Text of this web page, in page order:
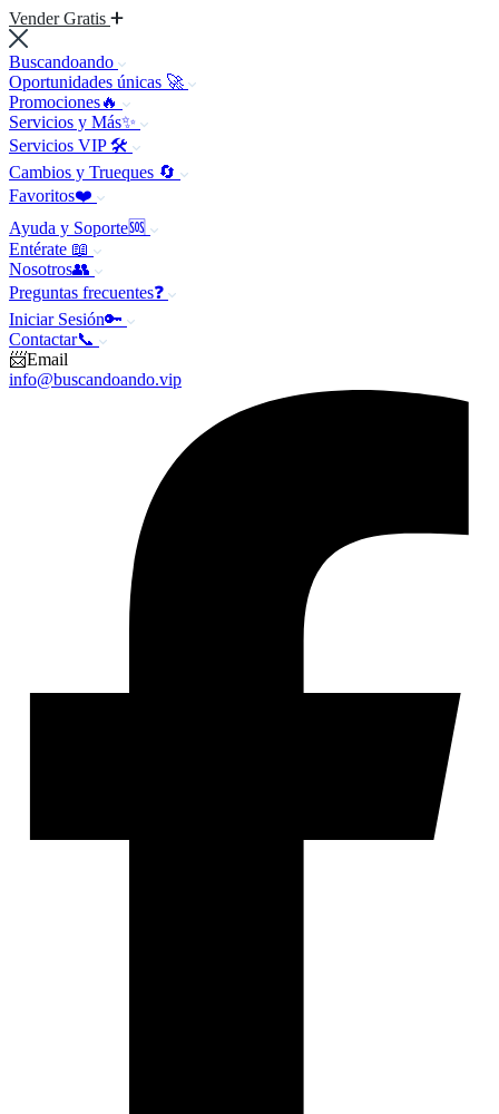
Vender Gratis
Buscandoando
Oportunidades únicas 🚀
Promociones🔥
Servicios y Más✨
Servicios VIP 🛠️
Cambios y Trueques 🔄
Favoritos❤️
Ayuda y Soporte🆘
Entérate 📖
Nosotros👥
Preguntas frecuentes❓
Iniciar Sesión🔑
Contactar📞
📨Email
info@buscandoando.vip